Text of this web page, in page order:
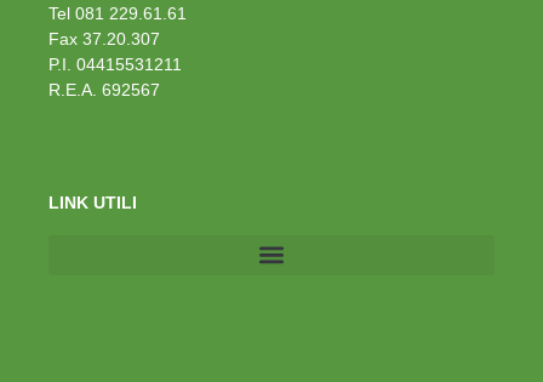
Tel 081 229.61.61
Fax 37.20.307
P.I. 04415531211
R.E.A. 692567
LINK UTILI